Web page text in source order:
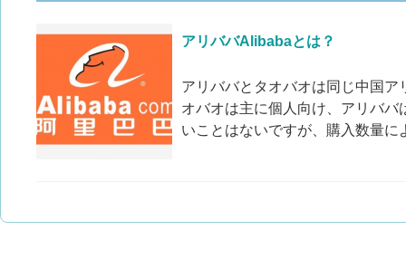
アリババAlibabaとは？
アリババとタオバオは同じ中国
オバオは主に個人向け、アリバ
いことはないですが、購入数量